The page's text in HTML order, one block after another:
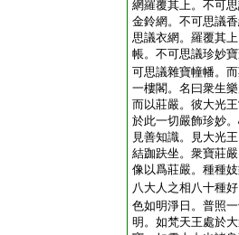
網羅覆其上。不可
金鈴網。不可思議
思議衣網。羅覆其
帳。不可思議珍妙
可思議雜寶幢幡。
一樓閣。名曰衆生
而以莊嚴。彼大光
於此一切嚴飾珍妙
見善知識。見大光
結跏趺坐。衆寶莊
像以爲莊嚴。種種
八大人之相八十種
色如明淨日。普照
明。如梵天王處於